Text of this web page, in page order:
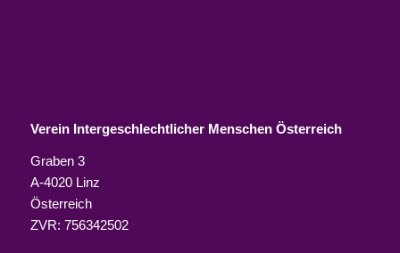
Verein Intergeschlechtlicher Menschen Österreich
Graben 3
A-4020 Linz
Österreich
ZVR: 756342502